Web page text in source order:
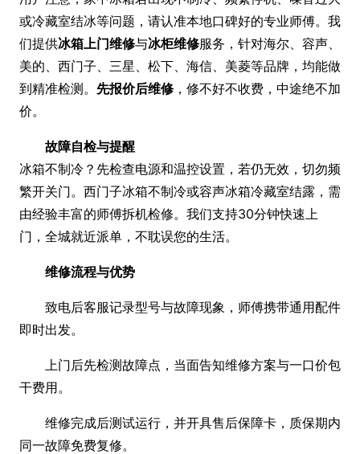
或冷藏室结冰等问题，请认准本地口碑好的专业师傅。我
们提供冰箱上门维修与冰柜维修服务，针对海尔、容声、
美的、西门子、三星、松下、海信、美菱等品牌，均能做
到精准检测。 先报价后维修 ，修不好不收费，中途绝不加
价。
故障自检与提醒
冰箱不制冷？先检查电源和温控设置，若仍无效，切勿频
繁开关门。西门子冰箱不制冷或容声冰箱冷藏室结露，需
由经验丰富的师傅拆机检修。我们支持30分钟快速上
门，全城就近派单，不耽误您的生活。
维修流程与优势
致电后客服记录型号与故障现象，师傅携带通用配件
即时出发。
上门后先检测故障点，当面告知维修方案与一口价包
干费用。
维修完成后测试运行，并开具售后保障卡，质保期内
同一故障免费复修。